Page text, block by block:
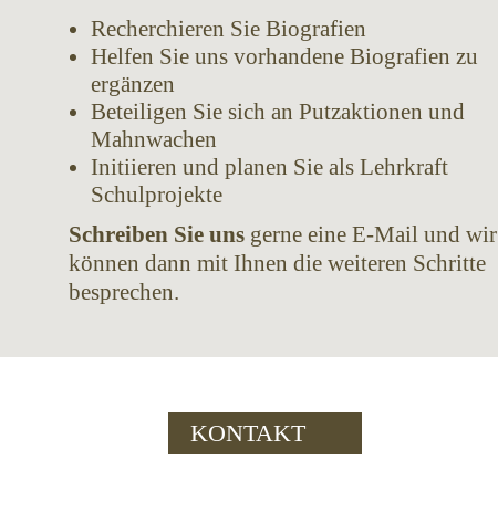
Recherchieren Sie Biografien
Helfen Sie uns vorhandene Biografien zu
ergänzen
Beteiligen Sie sich an Putzaktionen und
Mahnwachen
Initiieren und planen Sie als Lehrkraft
Schulprojekte
Schreiben Sie uns gerne eine E-Mail und wir
können dann mit Ihnen die weiteren Schritte
besprechen.
KONTAKT